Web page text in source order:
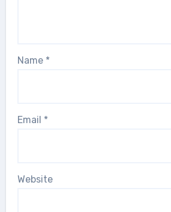
Name *
Email *
Website